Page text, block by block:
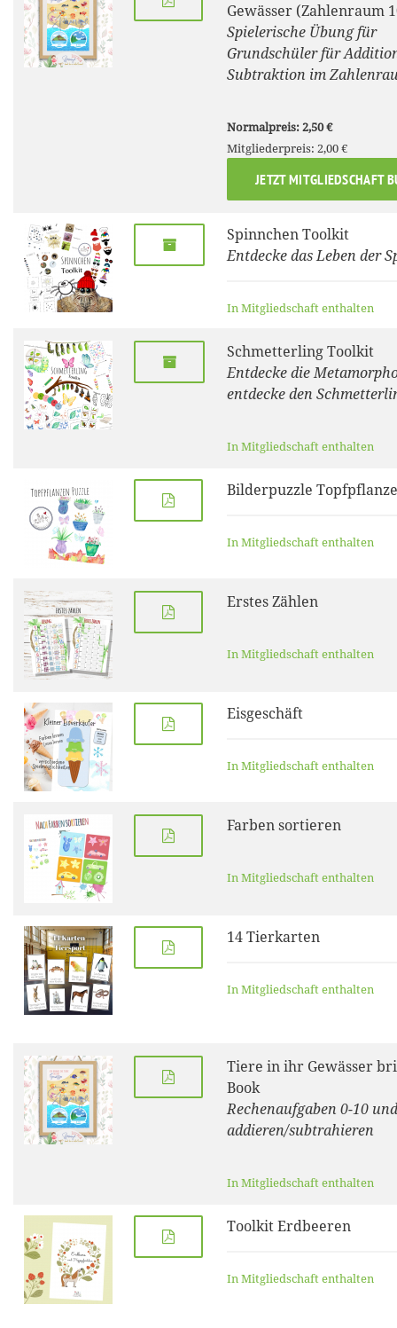
Gewässer (Zahlenraum
Spielerische Übung für
Grundschüler für
Subtraktion im
Normalpreis: 2,50 €
Mitgliederpreis: 2,00 €
JETZT MITGLIEDSCHAFT
Spinnchen Toolkit
Entdecke das Leben der
In Mitgliedschaft enthalten
Schmetterling Toolkit
Entdecke die
entdecke den
In Mitgliedschaft enthalten
Bilderpuzzle Topfpflanze
In Mitgliedschaft enthalten
Erstes Zählen
In Mitgliedschaft enthalten
Eisgeschäft
In Mitgliedschaft enthalten
Farben sortieren
In Mitgliedschaft enthalten
14 Tierkarten
In Mitgliedschaft enthalten
Tiere in ihr Gewässer
Book
Rechenaufgaben 0-10
addieren/subtrahieren
In Mitgliedschaft enthalten
Toolkit Erdbeeren
In Mitgliedschaft enthalten